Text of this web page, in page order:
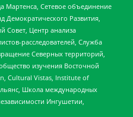
Мартенса, Сетевое объединение
Демократического Развития,
Совет, Центр анализа
расследователей, Служба
Северных территорий,
изучения Восточной
Cultural Vistas, Institute of
Школа международных
Ингушетии,